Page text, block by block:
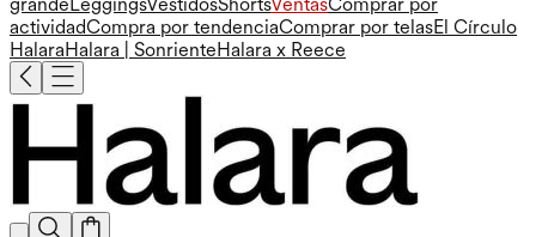
grande LeggingsVestidosShortsVentasComprar por
actividadCompra por tendenciaComprar por telasEl Círculo
Halara Halara | Sonriente Halara x Reece